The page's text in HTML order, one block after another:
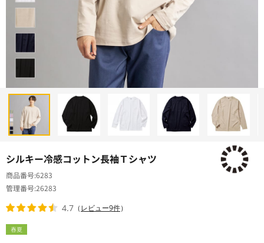
シルキー冷感コットン長袖Ｔシャツ
春夏
商品番号6283
管理番号26283
4.7 （レビュー9件）